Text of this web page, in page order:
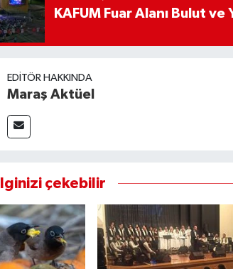
KAFUM Fuar Alanı Bulut
EDITÖR HAKKINDA
Maraş Aktüel
çekebilir